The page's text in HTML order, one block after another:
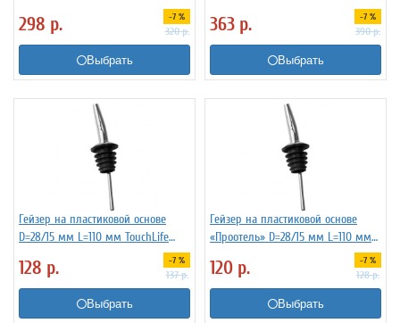
298 р. -7 %
320р.
Выбрать
363 р. -7 %
390р.
Выбрать
Гейзер на пластиковой основе
D=28/15 мм L=110 мм TouchLife
128 р. -7 %
137р.
Выбрать
Гейзер на пластиковой основе
«Проотель» D=28/15 мм L=110 мм
120 р. -7 %
128р.
Выбрать